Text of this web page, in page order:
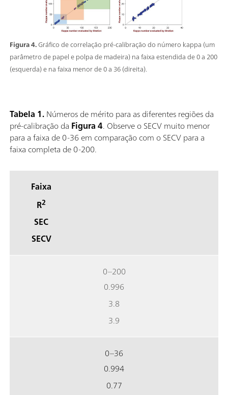
Figura 4.Gráfico de correlação pré-calibração do número kappa (um
parâmetro de papel e polpa de madeira) na faixa estendida de 0 a 200
(esquerda) e na faixa menor de 0 a 36 (direita).
Tabela 1.Números de mérito para as diferentes regiões da
pré-calibração da Figura 4. Observe o SECV muito menor
para a faixa de 0-36 em comparação com o SECV para a
faixa completa de 0-200.
Faixa
R2
SEC
SECV
0–200
0.996
3.8
3.9
0–36
0.994
0.77